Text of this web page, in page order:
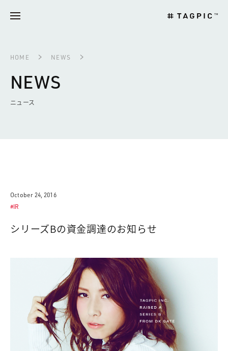
HOME NEWS
NEWS
ニュース
October 24, 2016
#IR
シリーズBの資金調達のお知らせ